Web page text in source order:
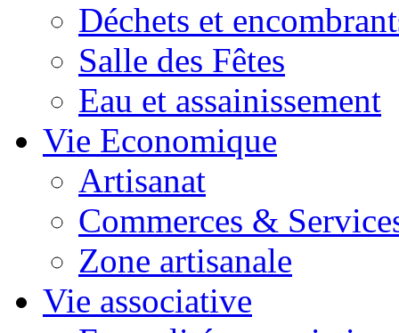
Déchets et
Salle des Fêtes
Eau et assainissement
Vie Economique
Artisanat
Commerces &
Zone artisanale
Vie associative